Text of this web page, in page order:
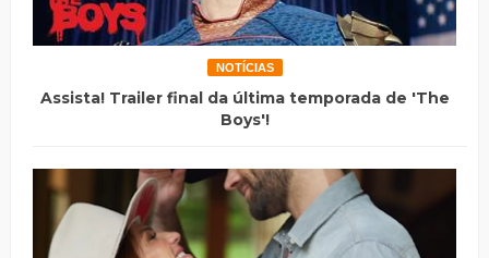
NOTÍCIAS
Assista! Trailer final da última temporada de 'The
Boys'!